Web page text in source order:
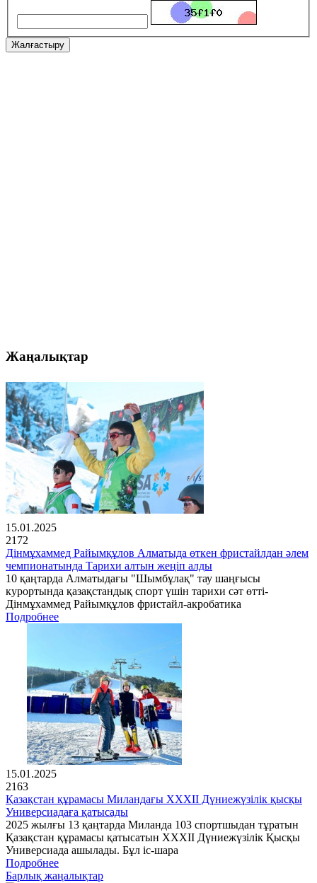
Жалғастыру
Жаңалықтар
15.01.2025
2172
Дінмұхаммед Райымқұлов Алматыда өткен фристайлдан әлем
чемпионатында Тарихи алтын жеңіп алды
10 қаңтарда Алматыдағы "Шымбұлақ" тау шаңғысы
курортында қазақстандық спорт үшін тарихи сәт өтті-
Дінмұхаммед Райымқұлов фристайл-акробатика
Подробнее
15.01.2025
2163
Қазақстан құрамасы Миландағы XXXII Дүниежүзілік қысқы
Универсиадаға қатысады
2025 жылғы 13 қаңтарда Миланда 103 спортшыдан тұратын
Қазақстан құрамасы қатысатын XXXII Дүниежүзілік Қысқы
Универсиада ашылады. Бұл іс-шара
Подробнее
Барлық жаңалықтар